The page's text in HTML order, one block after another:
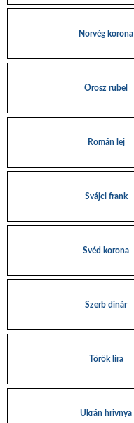
Norvég korona
Orosz rubel
Román lej
Svájci frank
Svéd korona
Szerb dinár
Török líra
Ukrán hrivnya